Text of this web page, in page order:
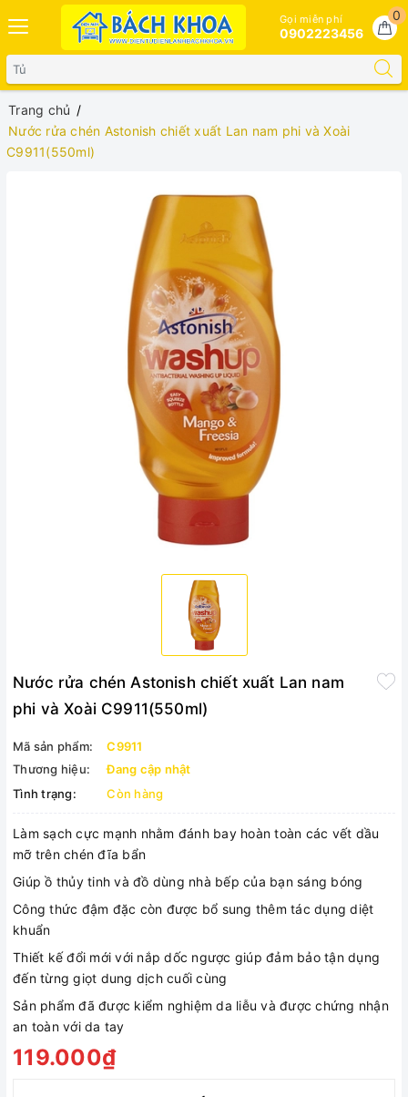
0
Gọi miễn phí
0902223456
Trang chủ
Nước rửa chén Astonish chiết xuất Lan nam phi và Xoài
C9911(550ml)
Nước rửa chén Astonish chiết xuất Lan nam
phi và Xoài C9911(550ml)
Mã sản phẩm:
C9911
Thương hiệu:
Đang cập nhật
Tình trạng:
Còn hàng
Làm sạch cực mạnh nhằm đánh bay hoàn toàn các vết dầu
mỡ trên chén đĩa bẩn
Giúp ồ thủy tinh và đồ dùng nhà bếp của bạn sáng bóng
Công thức đậm đặc còn được bổ sung thêm tác dụng diệt
khuẩn
Thiết kế đổi mới với nắp dốc ngược giúp đảm bảo tận dụng
đến từng giọt dung dịch cuối cùng
Sản phẩm đã được kiểm nghiệm da liễu và được chứng nhận
an toàn với da tay
119.000₫